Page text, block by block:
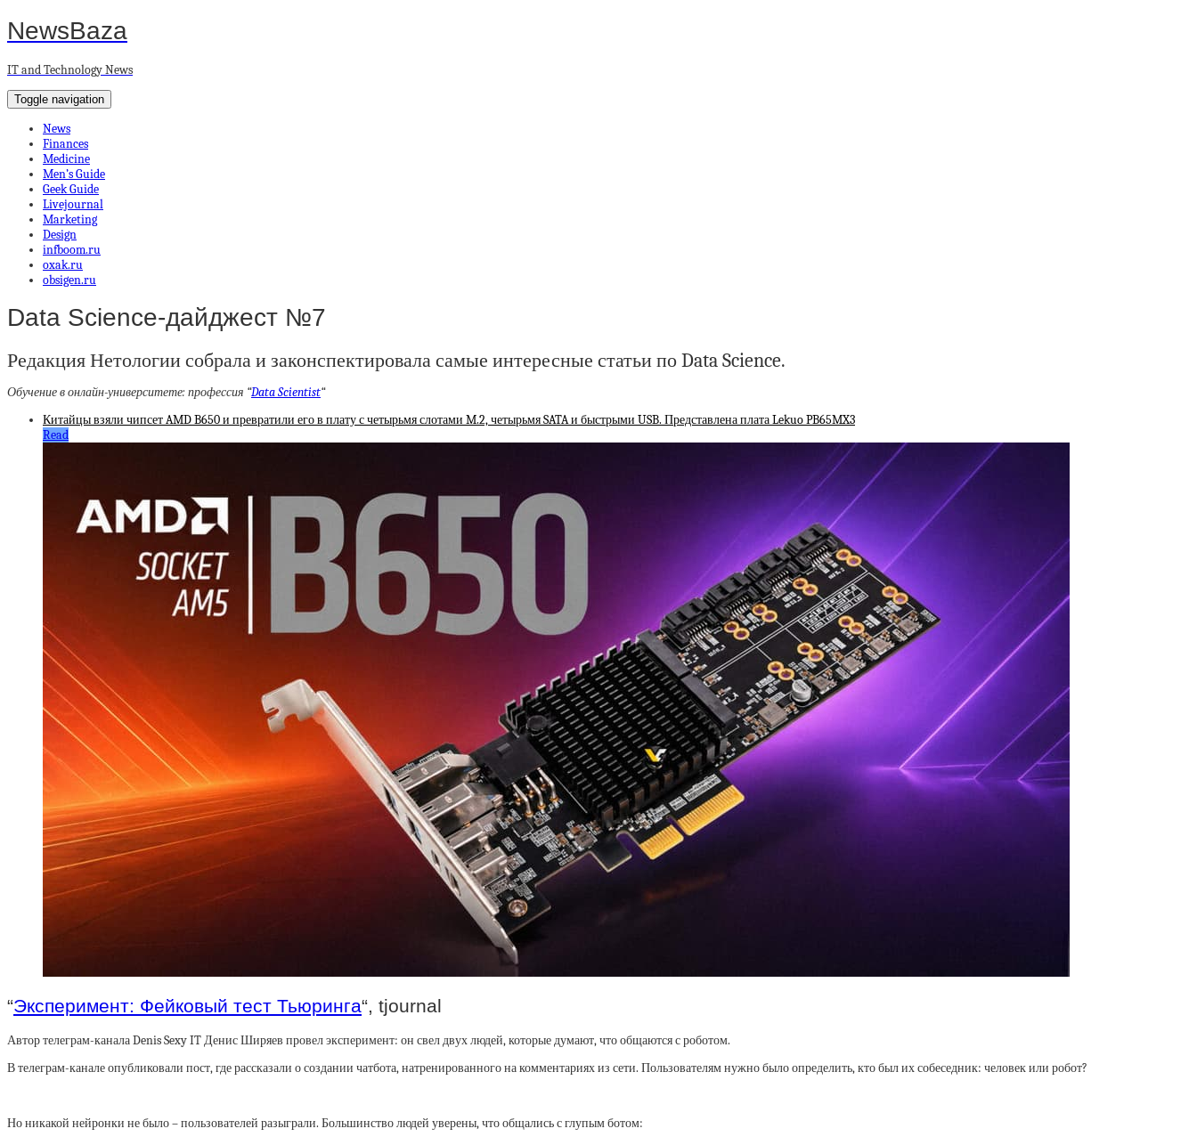
NewsBaza
IT and Technology News
Toggle navigation
News
Finances
Medicine
Men’s Guide
Geek Guide
Livejournal
Marketing
Design
infboom.ru
oxak.ru
obsigen.ru
Data Science-дайджест №7
Редакция Нетологии собрала и законспектировала самые интересные статьи по Data Science.
Обучение в онлайн-университете: профессия “Data Scientist“
Китайцы взяли чипсет AMD B650 и превратили его в плату с четырьмя слотами M.2, четырьмя SATA и быстрыми USB. Представлена плата Lekuo PB65MX3
Read
“Эксперимент: Фейковый тест Тьюринга“, tjournal
Автор телеграм-канала Denis Sexy IT Денис Ширяев провел эксперимент: он свел двух людей, которые думают, что общаются с роботом.
В телеграм-канале опубликовали пост, где рассказали о создании чатбота, натренированного на комментариях из сети. Пользователям нужно было определить, кто был их собеседник: человек или робот?
Но никакой нейронки не было – пользователей разыграли. Большинство людей уверены, что общались с глупым ботом: